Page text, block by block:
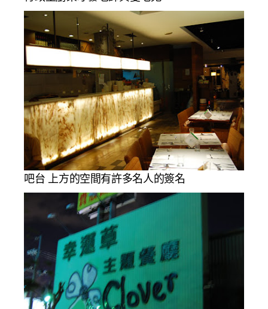
吧台 上方的空間有許多名人的簽名